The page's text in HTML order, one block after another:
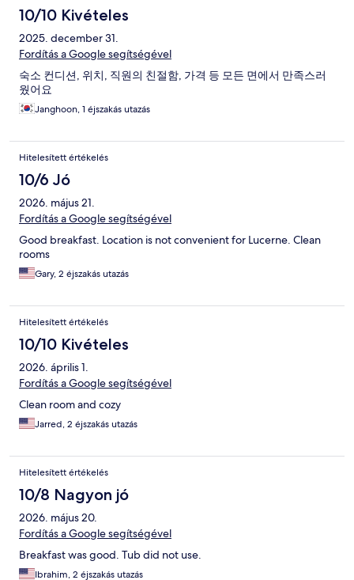
10/10 Kivételes
2025. december 31.
Fordítás a Google segítségével
숙소 컨디션, 위치, 직원의 친절함, 가격 등 모든 면에서 만족스러
웠어요
Janghoon, 1 éjszakás utazás
Hitelesített értékelés
10/6 Jó
2026. május 21.
Fordítás a Google segítségével
Good breakfast. Location is not convenient for Lucerne. Clean
rooms
Gary, 2 éjszakás utazás
Hitelesített értékelés
10/10 Kivételes
2026. április 1.
Fordítás a Google segítségével
Clean room and cozy
Jarred, 2 éjszakás utazás
Hitelesített értékelés
10/8 Nagyon jó
2026. május 20.
Fordítás a Google segítségével
Breakfast was good. Tub did not use.
Ibrahim, 2 éjszakás utazás